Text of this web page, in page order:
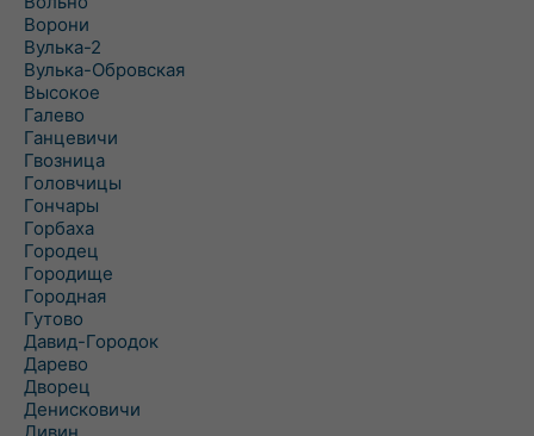
Ворони
Вулька-2
Вулька-Обровская
Высокое
Галево
Ганцевичи
Гвозница
Головчицы
Гончары
Горбаха
Городец
Городище
Городная
Гутово
Давид-Городок
Дарево
Дворец
Денисковичи